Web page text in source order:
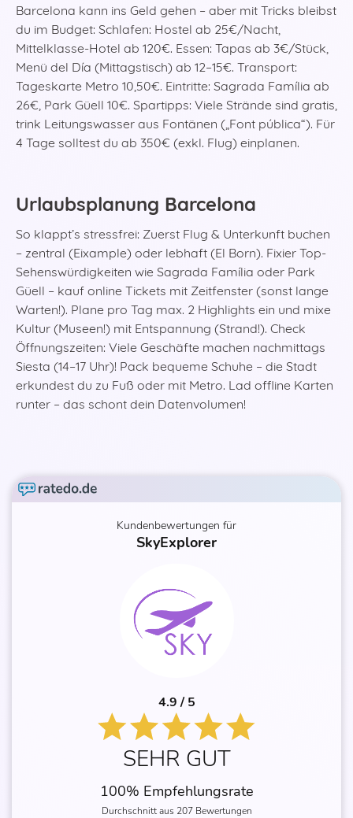
Barcelona kann ins Geld gehen – aber mit Tricks bleibst
du im Budget: Schlafen: Hostel ab 25€/Nacht,
Mittelklasse-Hotel ab 120€. Essen: Tapas ab 3€/Stück,
Menü del Día (Mittagstisch) ab 12–15€. Transport:
Tageskarte Metro 10,50€. Eintritte: Sagrada Família ab
26€, Park Güell 10€. Spartipps: Viele Strände sind gratis,
trink Leitungswasser aus Fontänen („Font pública“). Für
4 Tage solltest du ab 350€ (exkl. Flug) einplanen.
Urlaubsplanung Barcelona
So klappt’s stressfrei: Zuerst Flug & Unterkunft buchen
– zentral (Eixample) oder lebhaft (El Born). Fixier Top-
Sehenswürdigkeiten wie Sagrada Família oder Park
Güell – kauf online Tickets mit Zeitfenster (sonst lange
Warten!). Plane pro Tag max. 2 Highlights ein und mixe
Kultur (Museen!) mit Entspannung (Strand!). Check
Öffnungszeiten: Viele Geschäfte machen nachmittags
Siesta (14–17 Uhr)! Pack bequeme Schuhe – die Stadt
erkundest du zu Fuß oder mit Metro. Lad offline Karten
runter – das schont dein Datenvolumen!
Kundenbewertungen für
SkyExplorer
4.9 / 5
SEHR GUT
100% Empfehlungsrate
Durchschnitt aus 207 Bewertungen